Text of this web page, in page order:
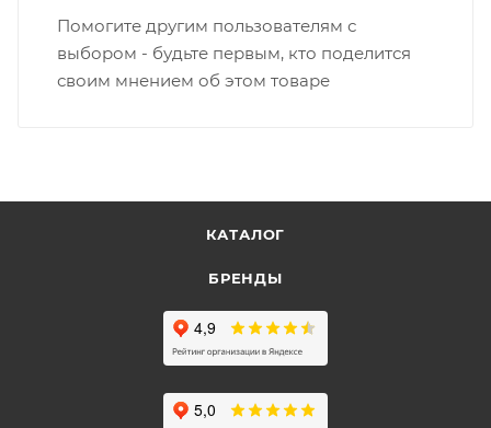
Помогите другим пользователям с
выбором - будьте первым, кто поделится
своим мнением об этом товаре
КАТАЛОГ
БРЕНДЫ